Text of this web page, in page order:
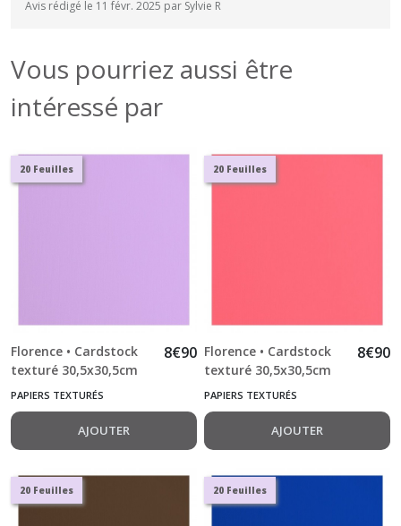
Avis rédigé le 11 févr. 2025 par Sylvie R
Vous pourriez aussi être
intéressé par
20 Feuilles
Florence • Cardstock
texturé 30,5x30,5cm
Hyacinth 20pcs
8€90
PAPIERS TEXTURÉS
AJOUTER
20 Feuilles
Florence • Cardstock
texturé 30,5x30,5cm
Anemone 20pcs
8€90
PAPIERS TEXTURÉS
AJOUTER
20 Feuilles 20 Feuilles